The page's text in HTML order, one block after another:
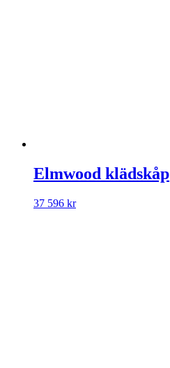
Elmwood klädskåp
37 596 kr